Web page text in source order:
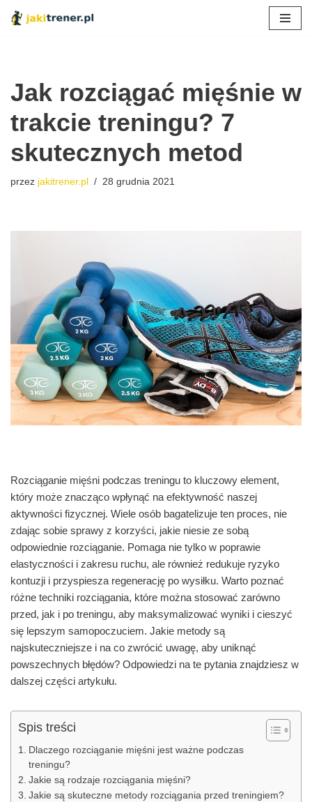
Jak rozciągać mięśnie w
trakcie treningu? 7
skutecznych metod
przez jakitrener.pl 28 grudnia 2021
Rozciąganie mięśni podczas treningu to kluczowy element,
który może znacząco wpłynąć na efektywność naszej
aktywności fizycznej. Wiele osób bagatelizuje ten proces, nie
zdając sobie sprawy z korzyści, jakie niesie ze sobą
odpowiednie rozciąganie. Pomaga nie tylko w poprawie
elastyczności i zakresu ruchu, ale również redukuje ryzyko
kontuzji i przyspiesza regenerację po wysiłku. Warto poznać
różne techniki rozciągania, które można stosować zarówno
przed, jak i po treningu, aby maksymalizować wyniki i cieszyć
się lepszym samopoczuciem. Jakie metody są
najskuteczniejsze i na co zwrócić uwagę, aby uniknąć
powszechnych błędów? Odpowiedzi na te pytania znajdziesz w
dalszej części artykułu.
Spis treści
Dlaczego rozciąganie mięśni jest ważne podczas
treningu?
Jakie są rodzaje rozciągania mięśni?
Jakie są skuteczne metody rozciągania przed treningiem?